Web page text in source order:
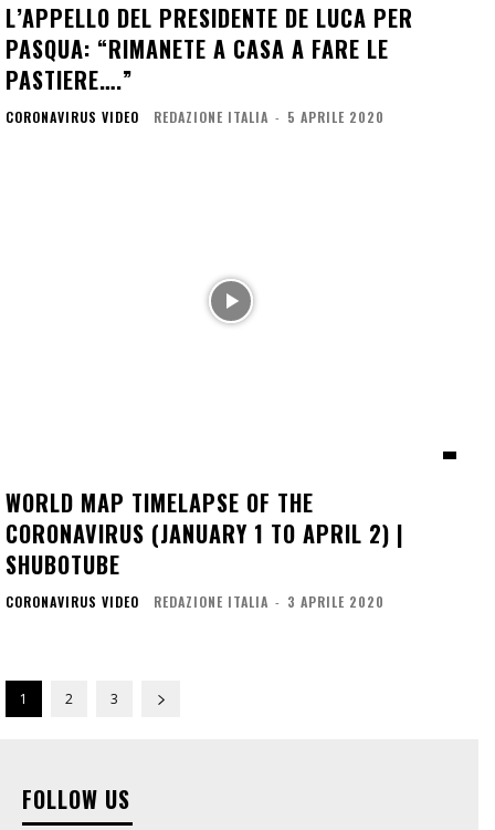
L’APPELLO DEL PRESIDENTE DE LUCA PER
PASQUA: “RIMANETE A CASA A FARE LE
PASTIERE….”
CORONAVIRUS VIDEO REDAZIONE ITALIA - 5 APRILE 2020
WORLD MAP TIMELAPSE OF THE
CORONAVIRUS (JANUARY 1 TO APRIL 2) |
SHUBOTUBE
CORONAVIRUS VIDEO REDAZIONE ITALIA - 3 APRILE 2020
1 2 3
FOLLOW US